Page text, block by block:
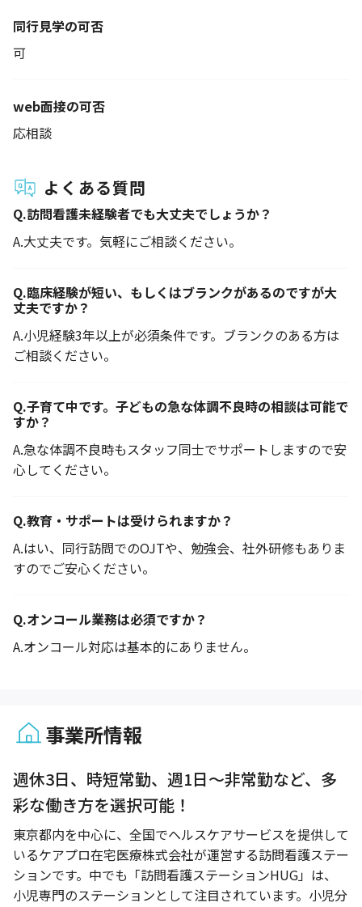
同行見学の可否
可
web面接の可否
応相談
よくある質問
Q.訪問看護未経験者でも大丈夫でしょうか？
A.大丈夫です。気軽にご相談ください。
Q.臨床経験が短い、もしくはブランクがあるのですが大
丈夫ですか？
A.小児経験3年以上が必須条件です。ブランクのある方は
ご相談ください。
Q.子育て中です。子どもの急な体調不良時の相談は可能で
すか？
A.急な体調不良時もスタッフ同士でサポートしますので安
心してください。
Q.教育・サポートは受けられますか？
A.はい、同行訪問でのOJTや、勉強会、社外研修もありま
すのでご安心ください。
Q.オンコール業務は必須ですか？
A.オンコール対応は基本的にありません。
事業所情報
週休3日、時短常勤、週1日～非常勤など、多
彩な働き方を選択可能！
東京都内を中心に、全国でヘルスケアサービスを提供して
いるケアプロ在宅医療株式会社が運営する訪問看護ステー
ションです。中でも「訪問看護ステーションHUG」は、
小児専門のステーションとして注目されています。小児分